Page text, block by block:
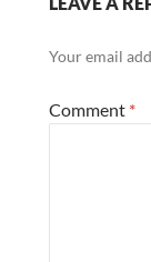
Your email
Comment *